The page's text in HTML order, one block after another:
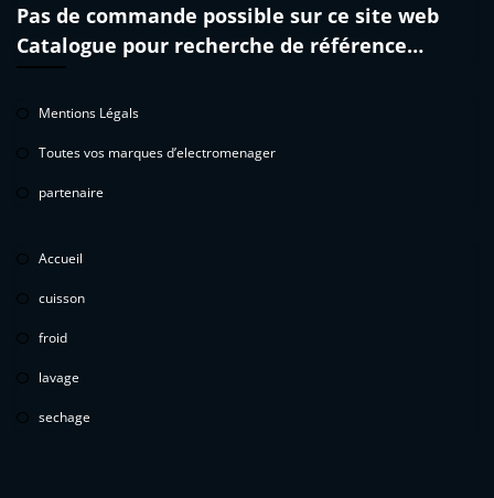
Pas de commande possible sur ce site web
Catalogue pour recherche de référence…
Mentions Légals
Toutes vos marques d’electromenager
partenaire
Accueil
cuisson
froid
lavage
sechage